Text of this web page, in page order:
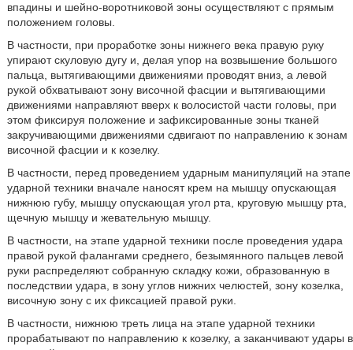
впадины и шейно-воротниковой зоны осуществляют с прямым
положением головы.
В частности, при проработке зоны нижнего века правую руку
упирают скуловую дугу и, делая упор на возвышение большого
пальца, вытягивающими движениями проводят вниз, а левой
рукой обхватывают зону височной фасции и вытягивающими
движениями направляют вверх к волосистой части головы, при
этом фиксируя положение и зафиксированные зоны тканей
закручивающими движениями сдвигают по направлению к зонам
височной фасции и к козелку.
В частности, перед проведением ударным манипуляций на этапе
ударной техники вначале наносят крем на мышцу опускающая
нижнюю губу, мышцу опускающая угол рта, круговую мышцу рта,
щечную мышцу и жевательную мышцу.
В частности, на этапе ударной техники после проведения удара
правой рукой фалангами среднего, безымянного пальцев левой
руки распределяют собранную складку кожи, образованную в
последствии удара, в зону углов нижних челюстей, зону козелка,
височную зону с их фиксацией правой руки.
В частности, нижнюю треть лица на этапе ударной техники
прорабатывают по направлению к козелку, а заканчивают удары в